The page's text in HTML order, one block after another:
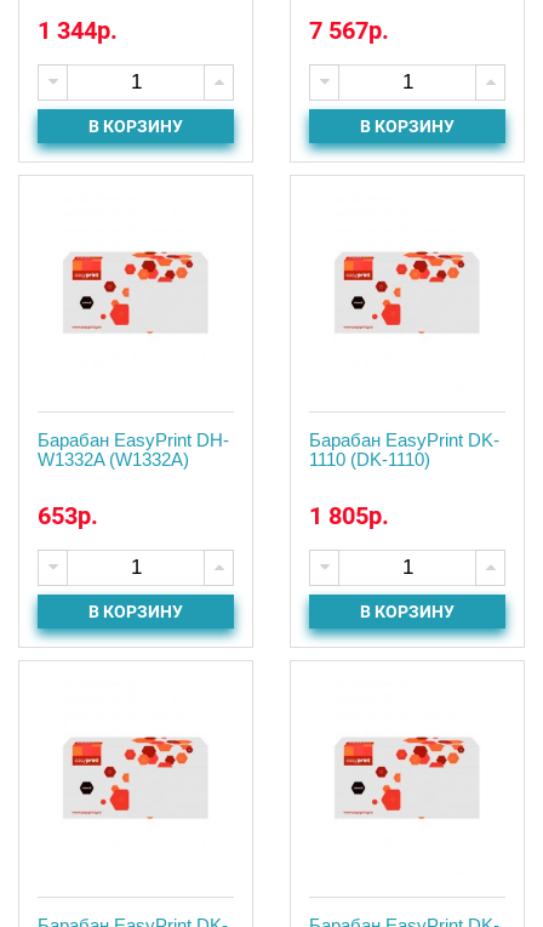
1 344р.
В КОРЗИНУ
7 567р.
В КОРЗИНУ
Барабан EasyPrint DH-
W1332A (W1332A)
653р.
В КОРЗИНУ
Барабан EasyPrint DK-
1110 (DK-1110)
1 805р.
В КОРЗИНУ